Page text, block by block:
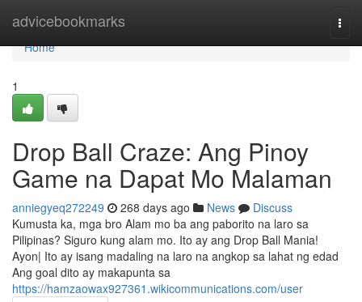
advicebookmarks
Home
Home
1
Drop Ball Craze: Ang Pinoy
Game na Dapat Mo Malaman
anniegyeq272249 268 days ago News
Discuss
Kumusta ka, mga bro Alam mo ba ang paborito na laro sa
Pilipinas? Siguro kung alam mo. Ito ay ang Drop Ball Mania!
Ayon| Ito ay isang madaling na laro na angkop sa lahat ng edad
Ang goal dito ay makapunta sa
https://hamzaowax927361.wikicommunications.com/user